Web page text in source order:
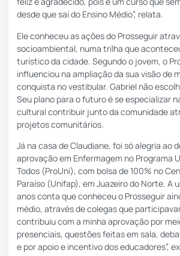
desde que saí do Ensino Médio”, relata.
Ele conheceu as ações do Prosseguir
socioambiental, numa trilha que
turístico da cidade. Segundo o jovem, o
influenciou na ampliação da sua visão de
conquista no vestibular. Gabriel não
Seu plano para o futuro é se especializar
cultural contribuir junto da comunidade
projetos comunitários.
Já na casa de Claudiane, foi só alegria ao
aprovação em Enfermagem no Programa
Todos (ProUni), com bolsa de 100% no
Paraíso (Unifap), em Juazeiro do Norte. A
anos conta que conheceu o Prosseguir
médio, através de colegas que
contribuiu com a minha aprovação por
presenciais, questões feitas em sala,
e por apoio e incentivo dos educadores”,